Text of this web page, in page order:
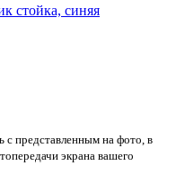
стойка, синяя
с представленным на фото, в
экрана вашего